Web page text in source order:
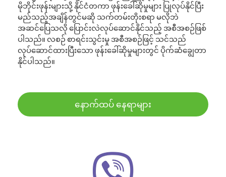
မိုဘိုင်းဖုန်းများသို့ နိုင်ငံတကာ ဖုန်းခေါ်ဆိုမှုများ ပြုလုပ်နိုင်ပြီး
မည်သည့်အချိန်တွင်မဆို သက်တမ်းတိုးစရာ မလိုဘဲ
အဆင်ပြေသလို ပြောင်းလဲလုပ်ဆောင်နိုင်သည့် အစီအစဉ်ဖြစ်
ပါသည်။ လစဉ် စာရင်းသွင်းမှု အစီအစဉ်ဖြင့် သင်သည်
လုပ်ဆောင်ထားပြီးသော ဖုန်းခေါ်ဆိုမှုများတွင် ပိုက်ဆံချွေတာ
နိုင်ပါသည်။
နောက်ထပ် နေရာများ